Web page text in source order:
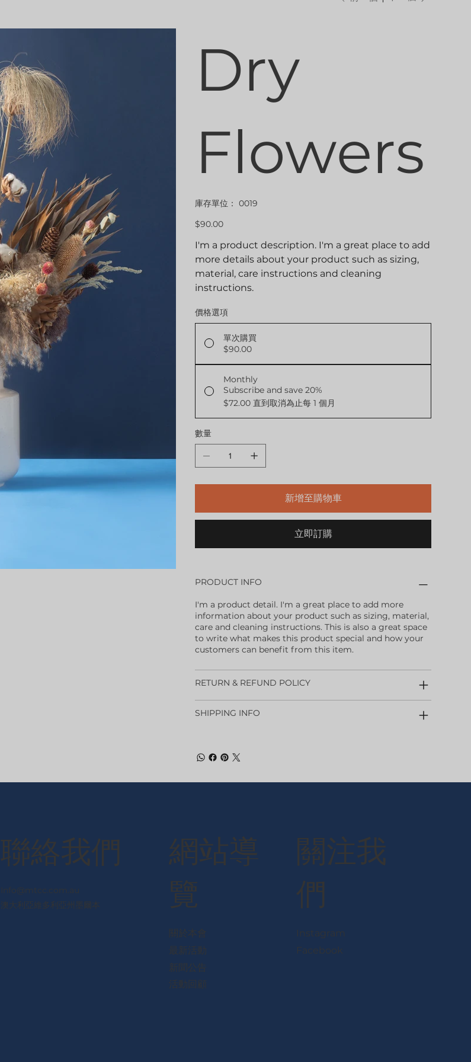
Dry
Flowers
庫存單位：
SKU
0019
0019
價
格
$90.00
I'm a product description. I'm a great place to add
more details about your product such as sizing,
material, care instructions and cleaning
instructions.
價格選項
單次購買
$90.00
Monthly
Subscribe and save 20%
$72.00 直到取消為止每 1 個月
數量
新增至購物車
立即訂購
PRODUCT INFO
I'm a product detail. I'm a great place to add more
information about your product such as sizing, material,
care and cleaning instructions. This is also a great space
to write what makes this product special and how your
customers can benefit from this item.
RETURN & REFUND POLICY
SHIPPING INFO
​聯絡我們
Info@mtcc.com.au
澳大利亞維多利亞州墨爾本
網站導
覽
關於本會
最新活動
新聞公告
活動回顧
關注我
們
Instagram
Facebook